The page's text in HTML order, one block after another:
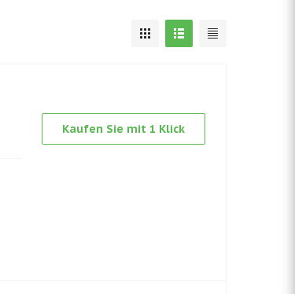
Kaufen Sie mit 1 Klick